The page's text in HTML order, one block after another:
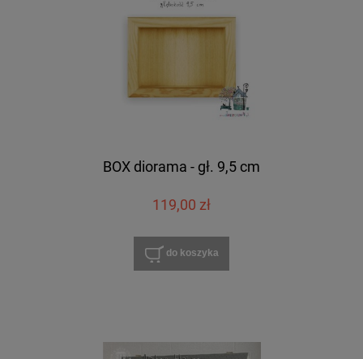
BOX diorama - gł. 9,5 cm
119,00 zł
do koszyka